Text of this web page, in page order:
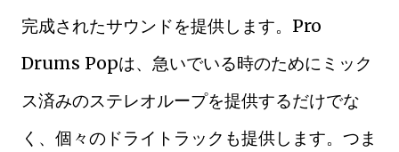
完成されたサウンドを提供します。Pro
Drums Popは、急いでいる時のためにミック
ス済みのステレオループを提供するだけでな
く、個々のドライトラックも提供します。つま